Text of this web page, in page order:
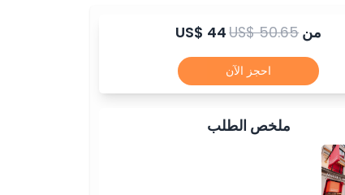
من US$ 44US$ 50.65
احجز الآن
ملخص الطلب